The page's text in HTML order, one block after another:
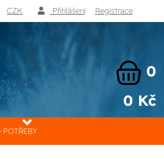
CZK Přihlášení Registrace
0
0 Kč